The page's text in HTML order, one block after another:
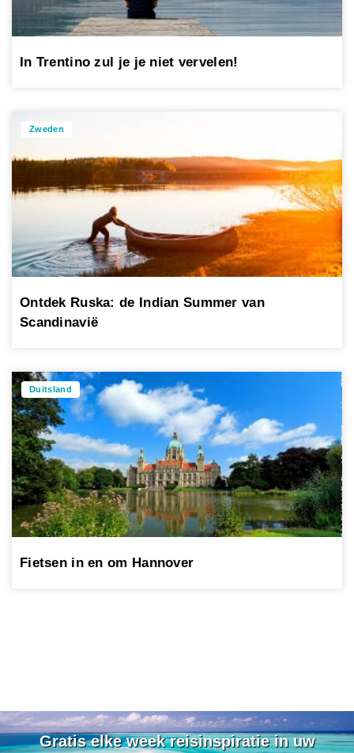
In Trentino zul je je niet vervelen!
Zweden
Ontdek Ruska: de Indian Summer van
Scandinavië
Duitsland
Fietsen in en om Hannover
Gratis elke week reisinspiratie in uw